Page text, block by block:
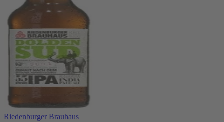
Riedenburger Brauhaus